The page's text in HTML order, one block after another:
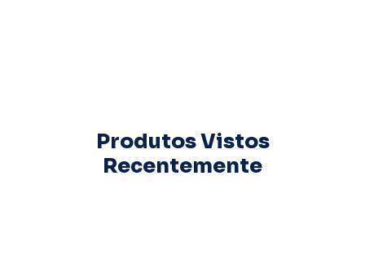
Produtos Vistos
Recentemente